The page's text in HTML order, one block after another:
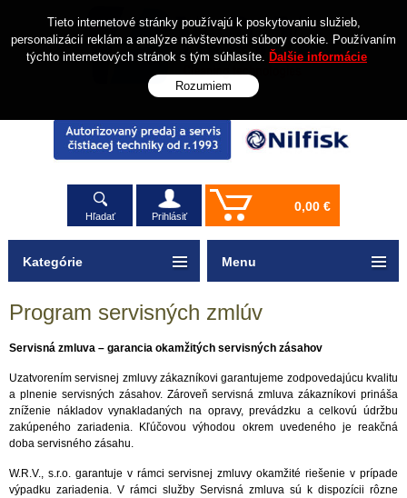
Hľadať Prihlásiť
0,00 €
Program servisných zmlúv
Servisná zmluva – garancia okamžitých servisných zásahov
Uzatvorením servisnej zmluvy zákazníkovi garantujeme zodpovedajúcu kvalitu
a plnenie servisných zásahov. Zároveň servisná zmluva zákazníkovi prináša
zníženie nákladov vynakladaných na opravy, prevádzku a celkovú údržbu
zakúpeného zariadenia. Kľúčovou výhodou okrem uvedeného je reakčná
doba servisného zásahu.
W.R.V., s.r.o. garantuje v rámci servisnej zmluvy okamžité riešenie v prípade
výpadku zariadenia. V rámci služby Servisná zmluva sú k dispozícii rôzne
Kategórie Menu
Tieto internetové stránky používajú k poskytovaniu služieb,
personalizácií reklám a analýze návštevnosti súbory cookie. Používaním
týchto internetových stránok s tým súhlasíte. Ďalšie informácie
Rozumiem